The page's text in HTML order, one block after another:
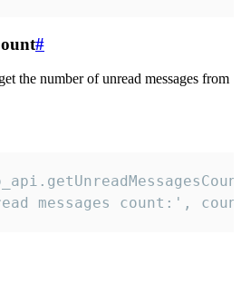
#
the number of unread messages from
messages count:',